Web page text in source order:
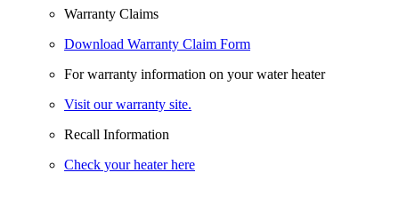
Warranty Claims
Download Warranty Claim Form
For warranty information on your water heater
Visit our warranty site.
Recall Information
Check your heater here